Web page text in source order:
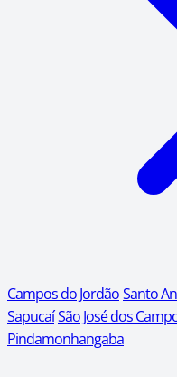
Campos do JordãoSanto
SapucaíSão José dos
Pindamonhangaba